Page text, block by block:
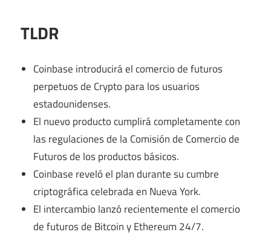
TLDR
Coinbase introducirá el comercio de futuros
perpetuos de Crypto para los usuarios
estadounidenses.
El nuevo producto cumplirá completamente con
las regulaciones de la Comisión de Comercio de
Futuros de los productos básicos.
Coinbase reveló el plan durante su cumbre
criptográfica celebrada en Nueva York.
El intercambio lanzó recientemente el comercio
de futuros de Bitcoin y Ethereum 24/7.